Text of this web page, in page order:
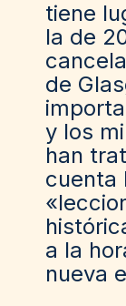
tiene
la de
de
y los
han
cuenta
a la
nueva